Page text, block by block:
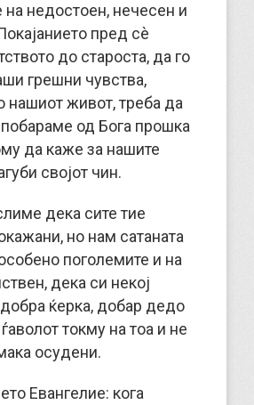
недостоен, нечесен и
пред сè
до староста, да го
грешни чувства,
нашиот живот, треба да
од Бога прошка
да каже за нашите
својот чин.
дека сите тие
но нам сатаната
поголемите и на
дека си некој
ќерка, добар дедо
токму на тоа и не
осудени.
Евангелие: кога